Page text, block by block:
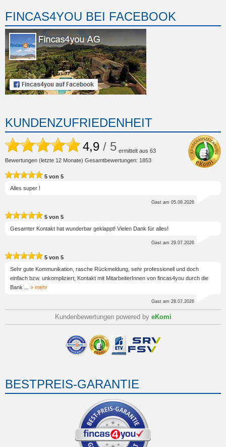
FINCAS4YOU BEI FACEBOOK
KUNDENZUFRIEDENHEIT
4,9 / 5 ermittelt aus 63
Bewertungen (letzte 12 Monate) Gesamtbewertungen: 1853
5 von 5
Alles super !
Gast am 05.08.2026
5 von 5
Gesamter Kontakt hat wunderbar geklappt! Vielen Dank für alles!
Gast am 29.07.2026
5 von 5
Sehr gute Kommunikation, rasche Rückmeldung, sehr professionell und doch
einfach bzw. unkompliziert; Kontakt mit MitarbeiterInnen von fincas4you durch die
Bank
» mehr
Gast am 28.07.2026
Kundenbewertungen powered by eKomi
BESTPREIS-GARANTIE